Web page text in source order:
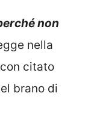
non
nella
citato
brano di